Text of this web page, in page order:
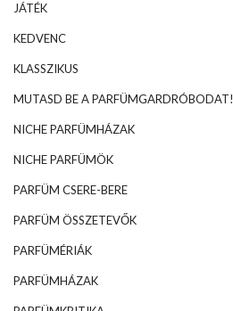
JÁTÉK
KEDVENC
KLASSZIKUS
MUTASD BE A PARFÜMGARDRÓBODAT!
NICHE PARFÜMHÁZAK
NICHE PARFÜMÖK
PARFÜM CSERE-BERE
PARFÜM ÖSSZETEVŐK
PARFÜMÉRIÁK
PARFÜMHÁZAK